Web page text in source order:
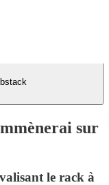
sur
le rack à